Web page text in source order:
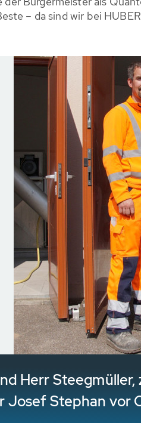
– da sind wir bei
Herr
Josef Stephan vor